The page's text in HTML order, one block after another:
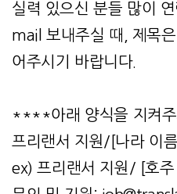
실력 있으신 분들 많이
mail 보내주실 때, 제목
어주시기 바랍니다.
****아래 양식을 지켜
프리랜서 지원/[나라 이
ex) 프리랜서 지원/ [호